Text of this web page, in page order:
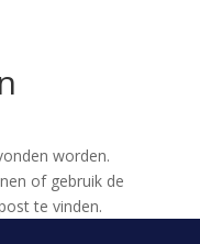
worden.
of gebruik de
te vinden.